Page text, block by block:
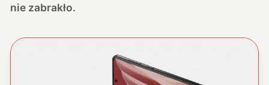
nie zabrakło.